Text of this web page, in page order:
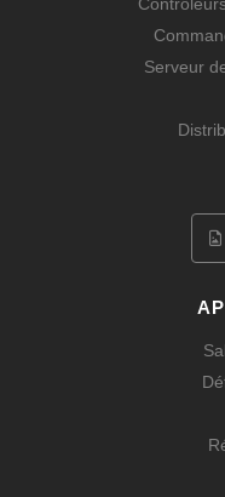
Serveur